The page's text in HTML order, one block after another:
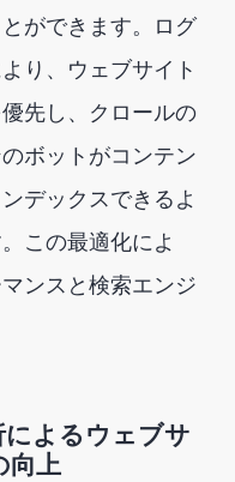
ができます。ログ
り、ウェブサイト
先し、クロールの
ボットがコンテン
デックスできるよ
この最適化によ
ンスと検索エンジ
よるウェブサ
向上